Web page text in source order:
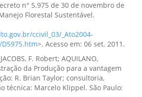
n° 5.975 de 30 de novembro de
Florestal Sustentável.
ccivil_03/_Ato2004-
>. Acesso em: 06 set. 2011.
F. Robert; AQUILANO,
da Produção para a vantagem
R. Brian Taylor; consultoria,
técnica: Marcelo Klippel. São Paulo: